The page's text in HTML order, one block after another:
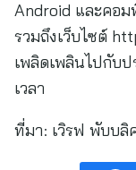
Android และคอม
รวมถึงเว็บไซต์
เพลิดเพลินไปกับ
เวลา
ที่มา: เวิรฟ พับบ